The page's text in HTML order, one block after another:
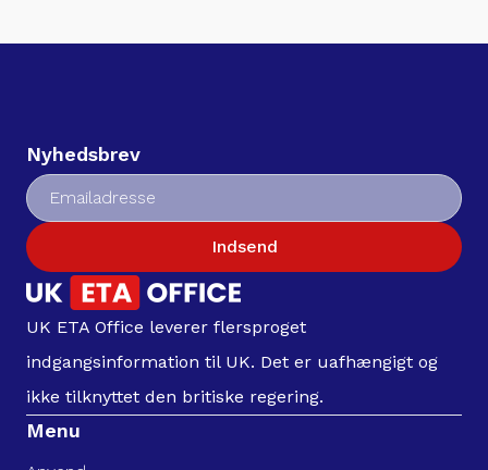
Nyhedsbrev
Indsend
UK ETA Office leverer flersproget
indgangsinformation til UK. Det er uafhængigt og
ikke tilknyttet den britiske regering.
Menu